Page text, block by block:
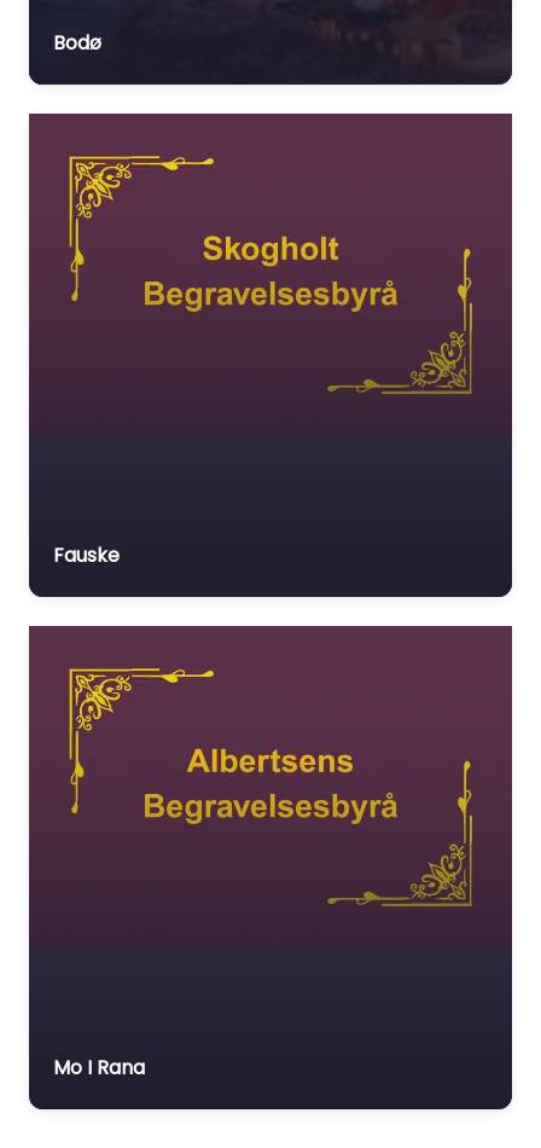
Bodø
Fauske
Mo I Rana